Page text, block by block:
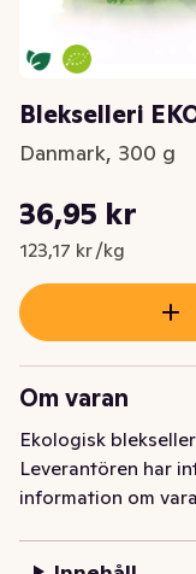
Blekselleri
Danmark, 300 g
Nuvarande pris är:
36,95 kr
123,17 kr /kg
Styckpris: 123,17 kr /
Om varan
Ekologisk
Leverantören har
information om